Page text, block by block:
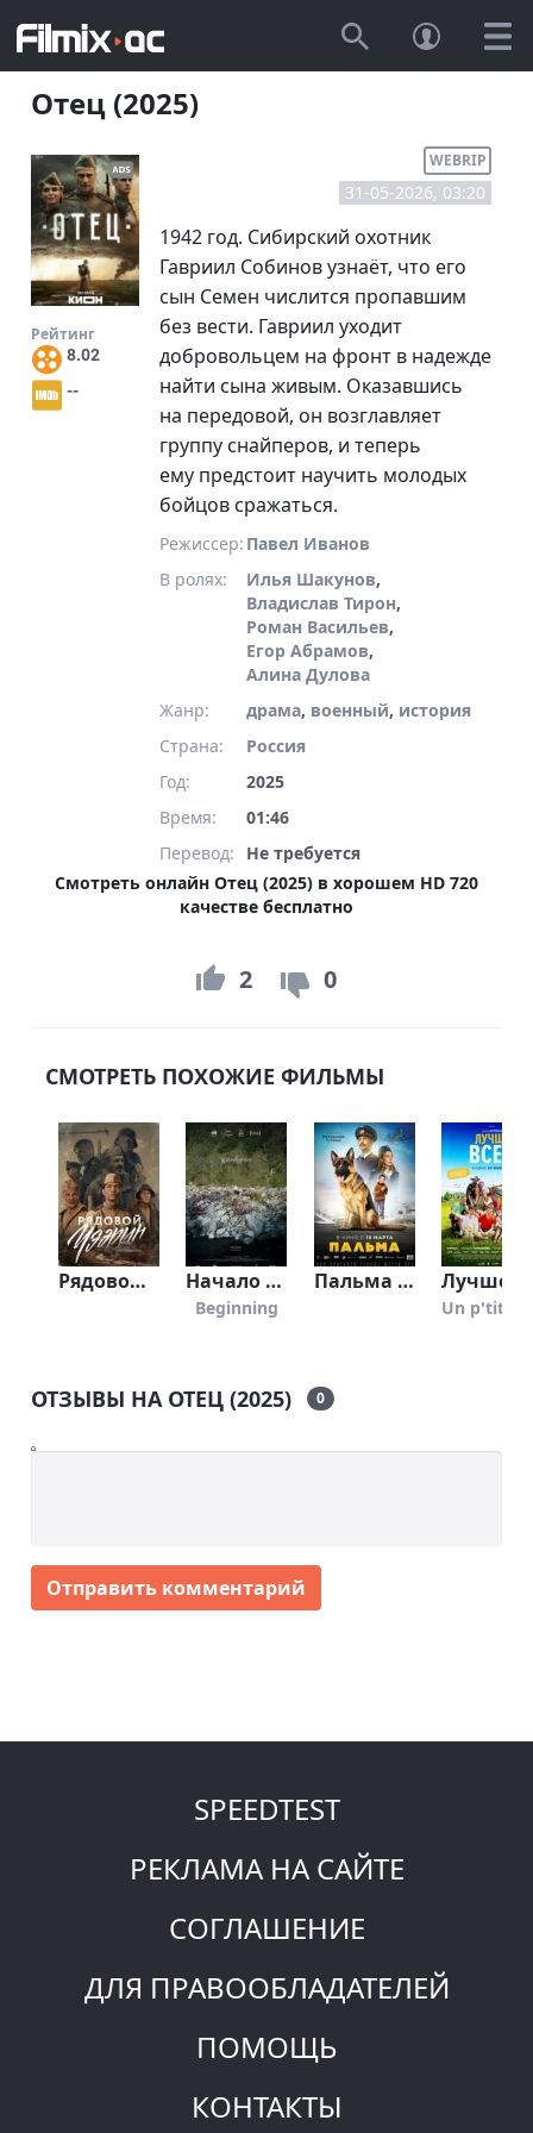
Отец (2025)
Рейтинг
8.02
--
WEBRIP
31-05-2026, 03:20
1942 год. Сибирский охотник
Гавриил Собинов узнаёт, что его
сын Семен числится пропавшим
без вести. Гавриил уходит
добровольцем на фронт в надежде
найти сына живым. Оказавшись
на передовой, он возглавляет
группу снайперов, и теперь
ему предстоит научить молодых
бойцов сражаться.
Режиссер: Павел Иванов
В ролях:
Илья Шакунов,
Владислав Тирон,
Роман Васильев,
Егор Абрамов,
Алина Дулова
Жанр:
драма, военный, история
Страна:
Россия
Год:
2025
Время:
01:46
Перевод:
Не требуется
Смотреть онлайн Отец (2025) в хорошем HD 720
качестве бесплатно
2 0
СМОТРЕТЬ ПОХОЖИЕ ФИЛЬМЫ
Рядовой Чээрин (2020) Начало (2020)
Beginning
Пальма (2020)
ОТЗЫВЫ НА ОТЕЦ (2025) 0
Отправить комментарий
SPEEDTEST
РЕКЛАМА НА САЙТЕ
СОГЛАШЕНИЕ
ДЛЯ ПРАВООБЛАДАТЕЛЕЙ
ПОМОЩЬ
КОНТАКТЫ